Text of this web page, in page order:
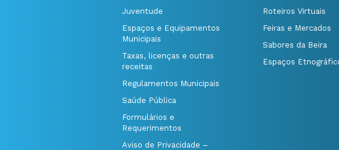
Juventude
Espaços e Equipamentos
Municipais
Taxas, licenças e outras
receitas
Regulamentos Municipais
Saúde Pública
Formulários e
Requerimentos
Aviso de Privacidade –
Roteiros Virtuais
Feiras e Mercados
Sabores da Beira
Espaços